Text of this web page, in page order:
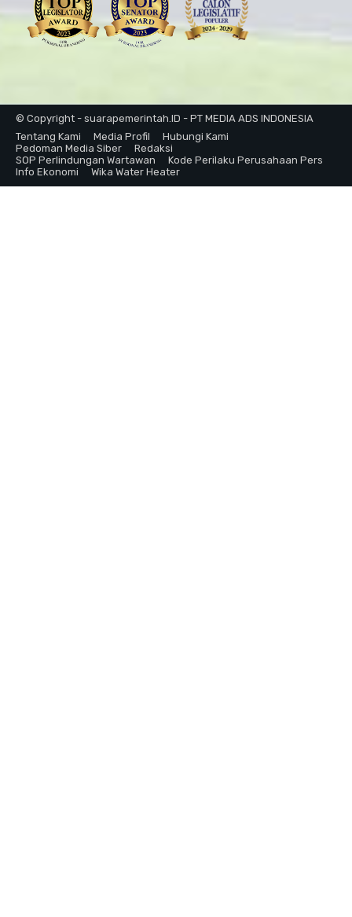
© Copyright - suarapemerintah.ID - PT MEDIA ADS INDONESIA
Tentang Kami
Media Profil
Hubungi Kami
Pedoman Media Siber
Redaksi
SOP Perlindungan Wartawan
Kode Perilaku Perusahaan Pers
Info Ekonomi
Wika Water Heater